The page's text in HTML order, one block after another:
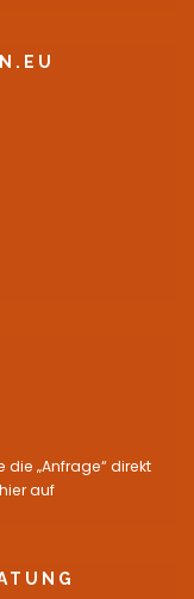
die „Anfrage“ direkt
auf